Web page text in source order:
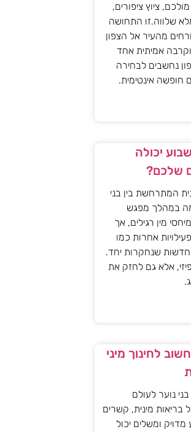
ציוץ ציפורים,
שלווה.זו התחושה
מהעיר אל הצפון
אמיתית אחד
נחשבים לבחירה
חופשה אינטימית.
יכולה
שלכם?
המתרחשת בין בני
במהלך מפגש
מין רגילים, אך
אחרות כמו
חדשות שנחקרות יחד.
אלא גם לחזק את
לחינוך מיני
נוער לעולם
מינית, קשרים
מדויק ומשלים יכול